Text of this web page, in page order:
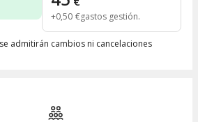
+0,50 €gastos gestión
admitirán cambios ni cancelaciones